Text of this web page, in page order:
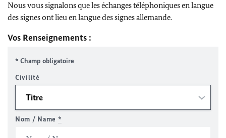
Nous vous signalons que les échanges téléphoniques en langue
des signes ont lieu en langue des signes allemande.
Vos Renseignements :
* Champ obligatoire
Civilité
Nom / Name *